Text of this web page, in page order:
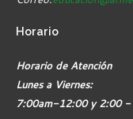
Horario
Horario de Atención
Lunes a Viernes:
7:00am-12:00 y 2:00 -